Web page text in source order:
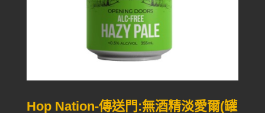
Hop Nation-傳送門:無酒精淡愛爾(罐